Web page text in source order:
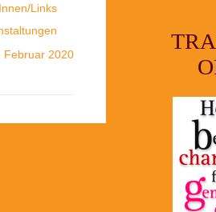
Links
Februar 2020